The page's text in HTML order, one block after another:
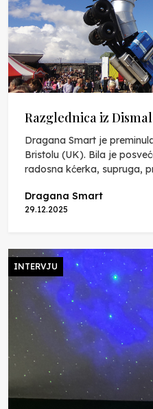
Razglednica iz
Dragana Smart je
Bristolu (UK). Bila je
radosna kćerka, supruga,
Dragana Smart
29.12.2025
INTERVJU